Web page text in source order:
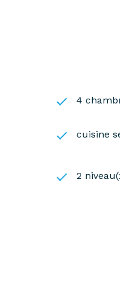
4
cuisine
2